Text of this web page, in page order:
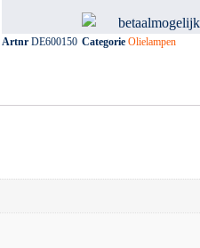
Artnr DE600150 Categorie Olielampen